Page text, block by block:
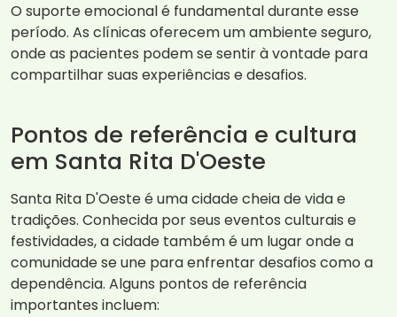
O suporte emocional é fundamental durante esse
período. As clínicas oferecem um ambiente seguro,
onde as pacientes podem se sentir à vontade para
compartilhar suas experiências e desafios.
Pontos de referência e cultura
em Santa Rita D'Oeste
Santa Rita D'Oeste é uma cidade cheia de vida e
tradições. Conhecida por seus eventos culturais e
festividades, a cidade também é um lugar onde a
comunidade se une para enfrentar desafios como a
dependência. Alguns pontos de referência
importantes incluem: